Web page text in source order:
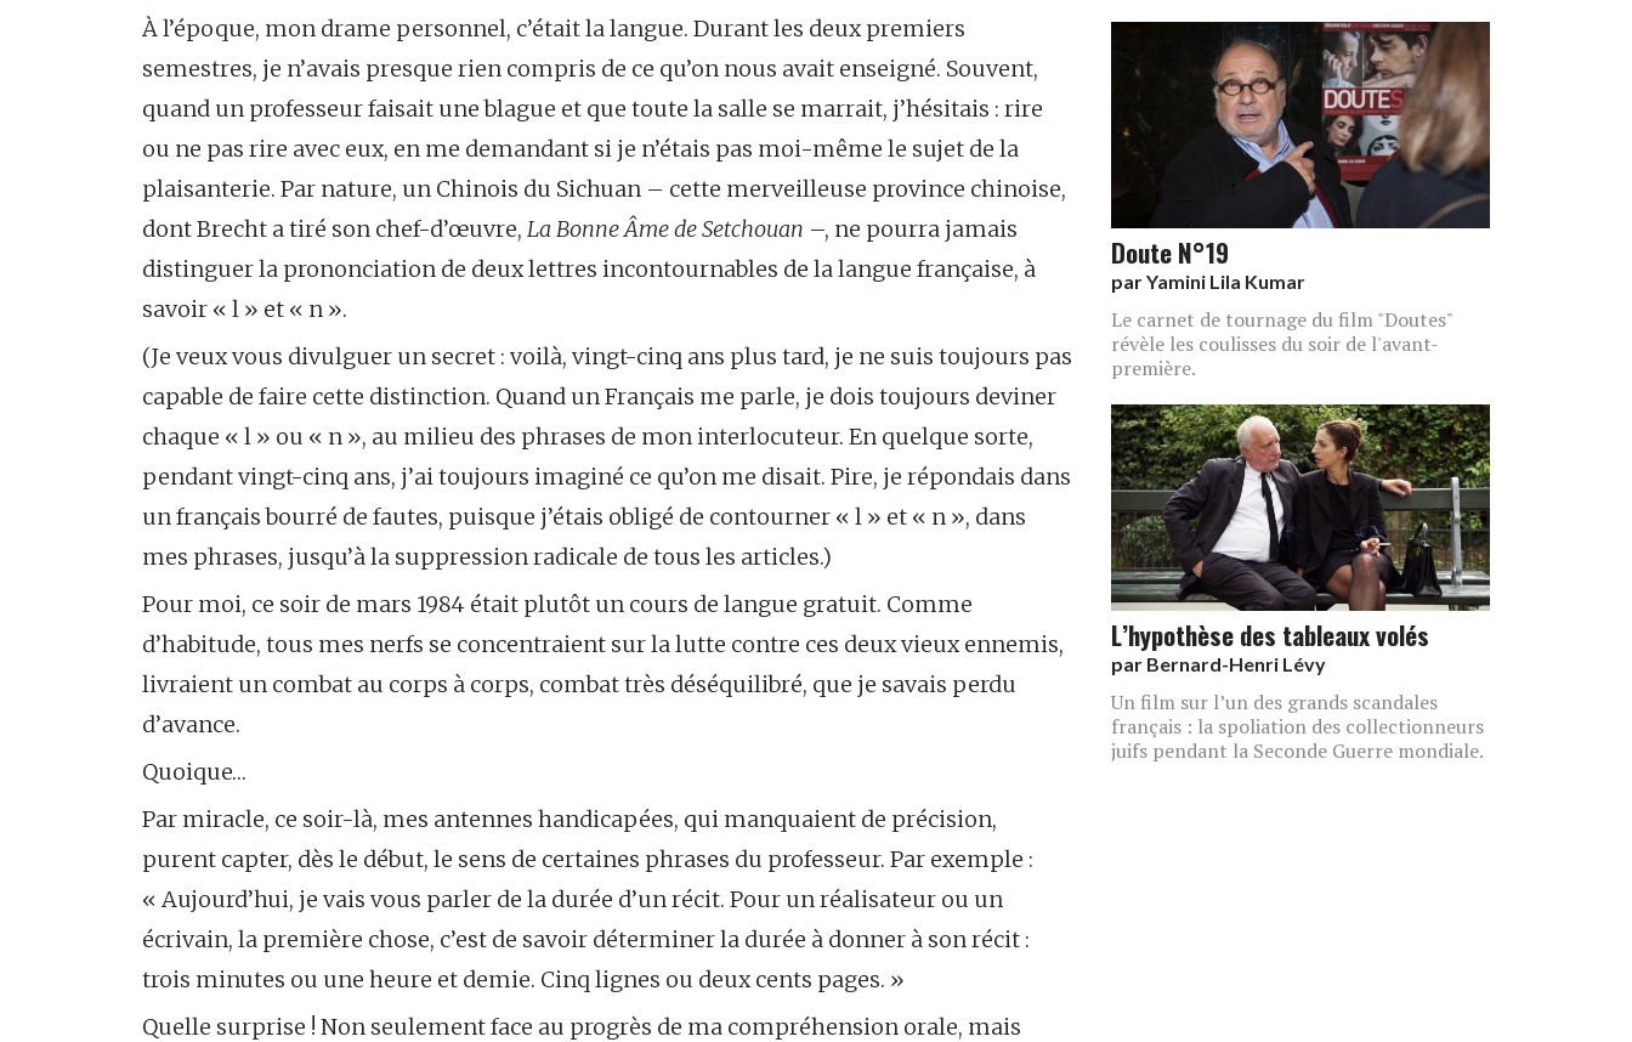
À l’époque, mon drame personnel, c’était la langue. Durant les deux premiers
semestres, je n’avais presque rien compris de ce qu’on nous avait enseigné. Souvent,
quand un professeur faisait une blague et que toute la salle se marrait, j’hésitais : rire
ou ne pas rire avec eux, en me demandant si je n’étais pas moi-même le sujet de la
plaisanterie. Par nature, un Chinois du Sichuan – cette merveilleuse province chinoise,
dont Brecht a tiré son chef-d’œuvre, La Bonne Âme de Setchouan –, ne pourra jamais
distinguer la prononciation de deux lettres incontournables de la langue française, à
savoir « l » et « n ».
(Je veux vous divulguer un secret : voilà, vingt-cinq ans plus tard, je ne suis toujours pas
capable de faire cette distinction. Quand un Français me parle, je dois toujours deviner
chaque « l » ou « n », au milieu des phrases de mon interlocuteur. En quelque sorte,
pendant vingt-cinq ans, j’ai toujours imaginé ce qu’on me disait. Pire, je répondais dans
un français bourré de fautes, puisque j’étais obligé de contourner « l » et « n », dans
mes phrases, jusqu’à la suppression radicale de tous les articles.)
Pour moi, ce soir de mars 1984 était plutôt un cours de langue gratuit. Comme
d’habitude, tous mes nerfs se concentraient sur la lutte contre ces deux vieux ennemis,
livraient un combat au corps à corps, combat très déséquilibré, que je savais perdu
d’avance.
Quoique…
Par miracle, ce soir-là, mes antennes handicapées, qui manquaient de précision,
purent capter, dès le début, le sens de certaines phrases du professeur. Par exemple :
« Aujourd’hui, je vais vous parler de la durée d’un récit. Pour un réalisateur ou un
écrivain, la première chose, c’est de savoir déterminer la durée à donner à son récit :
trois minutes ou une heure et demie. Cinq lignes ou deux cents pages. »
Quelle surprise ! Non seulement face au progrès de ma compréhension orale, mais
Doute N°19
parYamini Lila Kumar
Le carnet de tournage du film "Doutes"
révèle les coulisses du soir de l'avant-
première.
L’hypothèse des tableaux volés
par Bernard-Henri Lévy
Un film sur l’un des grands scandales
français : la spoliation des collectionneurs
juifs pendant la Seconde Guerre mondiale.